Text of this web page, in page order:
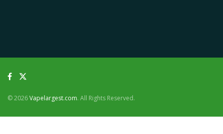
© 2026Vapelargest.com. All Rights Reserved.